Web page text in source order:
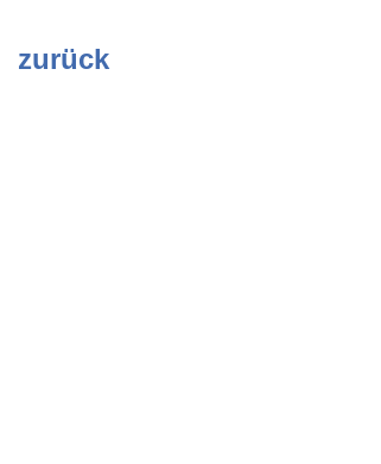
zurück